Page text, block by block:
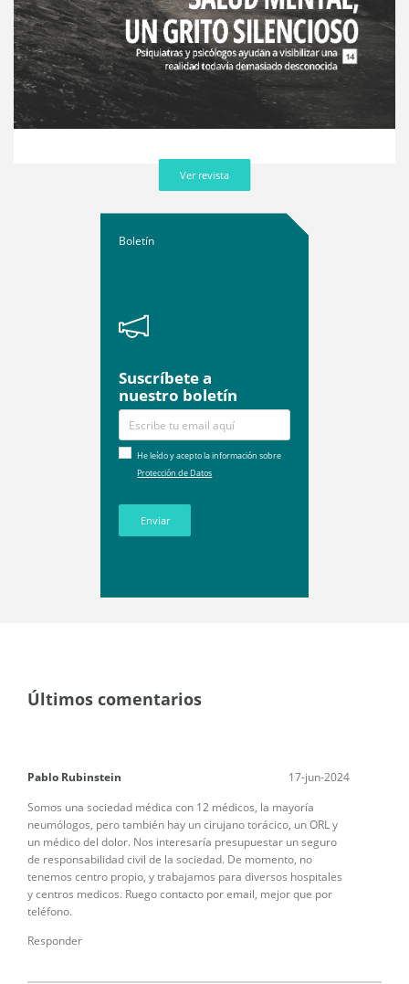
Ver revista
Boletín
Suscríbete a
nuestro boletín
He leído y acepto la información sobre
Protección de Datos
Enviar
Últimos comentarios
Pablo Rubinstein 17-jun-2024
Somos una sociedad médica con 12 médicos, la mayoría
neumólogos, pero también hay un cirujano torácico, un ORL y
un médico del dolor. Nos interesaría presupuestar un seguro
de responsabilidad civil de la sociedad. De momento, no
tenemos centro propio, y trabajamos para diversos hospitales
y centros medicos. Ruego contacto por email, mejor que por
teléfono.
Responder